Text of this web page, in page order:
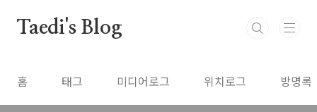
Taedi's Blog
홈 태그 미디어로그 위치로그 방명록